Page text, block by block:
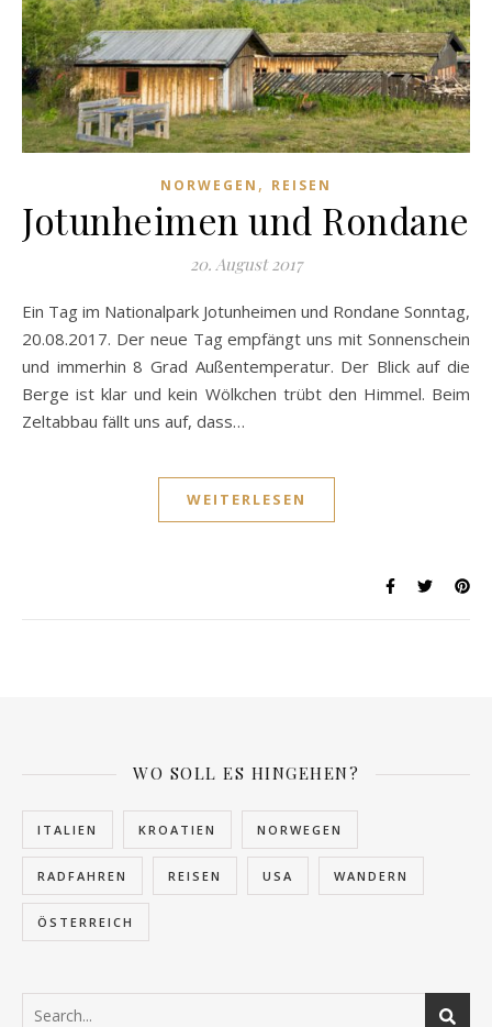
NORWEGEN , REISEN
Jotunheimen und Rondane
20. August 2017
Ein Tag im Nationalpark Jotunheimen und Rondane Sonntag,
20.08.2017. Der neue Tag empfängt uns mit Sonnenschein
und immerhin 8 Grad Außentemperatur. Der Blick auf die
Berge ist klar und kein Wölkchen trübt den Himmel. Beim
Zeltabbau fällt uns auf, dass…
WEITERLESEN
WO SOLL ES HINGEHEN?
ITALIEN KROATIEN NORWEGEN
RADFAHREN REISEN USA WANDERN
ÖSTERREICH